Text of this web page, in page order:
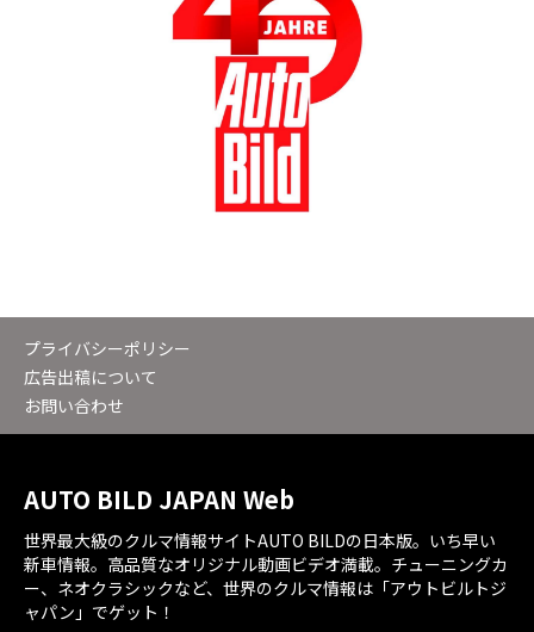
プライバシーポリシー
広告出稿について
お問い合わせ
AUTO BILD JAPAN Web
世界最大級のクルマ情報サイトAUTO BILDの日本版。いち早い
新車情報。高品質なオリジナル動画ビデオ満載。チューニングカ
ー、ネオクラシックなど、世界のクルマ情報は「アウトビルトジ
ャパン」でゲット！